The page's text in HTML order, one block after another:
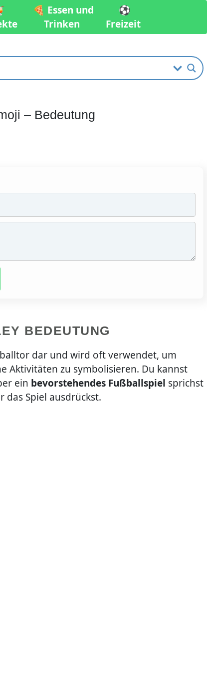
🍕 Essen und
Trinken
⚽️
Freizeit
– Bedeutung
BEDEUTUNG
dar und wird oft verwendet, um
Aktivitäten zu symbolisieren. Du kannst
ein bevorstehendes Fußballspiel sprichst
Spiel ausdrückst.